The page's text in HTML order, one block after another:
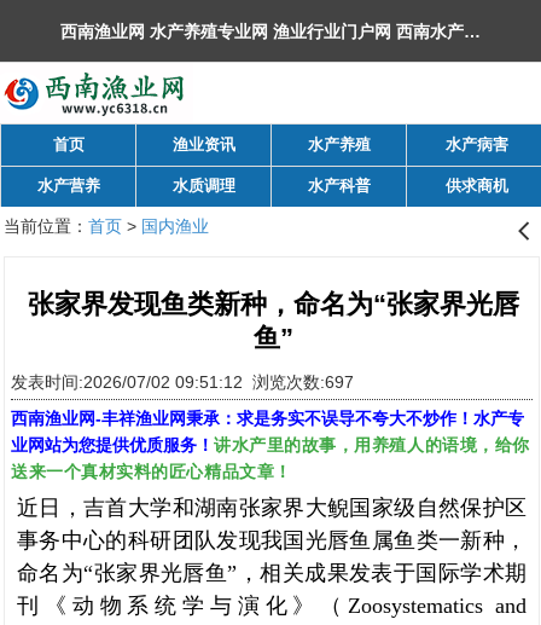
西南渔业网 水产养殖专业网 渔业行业门户网 ​西南水产网 丰祥渔业网 永川水花网，欢迎光临！
首页 渔业资讯 水产养殖 水产病害
水产营养 水质调理 水产科普 供求商机
当前位置： 首页> 国内渔业 󰊒
张家界发现鱼类新种，命名为“张家界光唇
鱼”
发表时间:2026/07/02 09:51:12 浏览次数:697
西南渔业网-丰祥渔业网秉承：求是务实不误导不夸大不炒作！水产专
业网站为您提供优质服务！ 讲水产里的故事，用养殖人的语境，给你
送来一个真材实料的匠心精品文章！
近日，吉首大学和湖南张家界大鲵国家级自然保护区
事务中心的科研团队发现我国光唇鱼属鱼类一新种，
命名为“张家界光唇鱼”，相关成果发表于国际学术期
刊《动物系统学与演化》（Zoosystematics and